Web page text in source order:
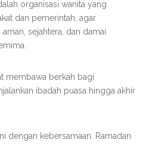
organisasi wanita yang
dan pemerintah, agar
sejahtera, dan damai
membawa berkah bagi
ibadah puasa hingga akhir
dengan kebersamaan. Ramadan